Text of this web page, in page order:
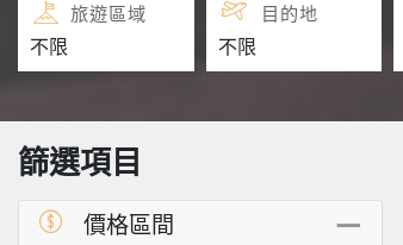
旅遊區域 目的地
篩選項目
價格區間